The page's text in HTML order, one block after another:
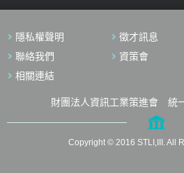
隱私權聲明 徵才訊息
聯絡我們
資策會
相關連結
財團法人資訊工業策進會 統
Copyright © 2016 STLI,III. All